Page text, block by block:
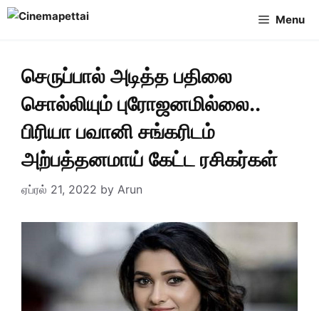
Skip
Menu
செருப்பால் அடித்த பதிலை
சொல்லியும் புரோஜனமில்லை..
பிரியா பவானி சங்கரிடம்
அற்பத்தனமாய் கேட்ட ரசிகர்கள்
ஏப்ரல் 21, 2022 by Arun